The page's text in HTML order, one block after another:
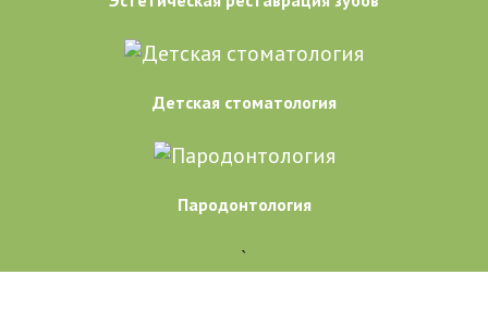
Детская стоматология
Пародонтология
`